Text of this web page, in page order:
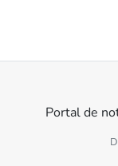
Portal de